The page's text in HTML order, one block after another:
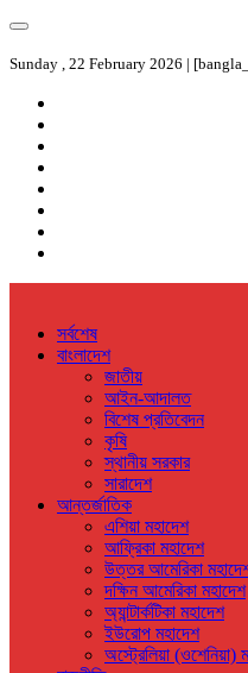
Sunday , 22 February 2026 |
সর্বশেষ
বাংলাদেশ
জাতীয়
আইন-আদালত
বিশেষ প্রতিবেদন
কৃষি
স্থানীয় সরকার
সারাদেশ
আন্তর্জাতিক
এশিয়া মহাদেশ
আফ্রিকা মহাদেশ
উত্তর আমেরিকা
দক্ষিন আমেরিকা মহাদেশ
অ্যান্টার্কটিকা মহাদেশ
ইউরোপ মহাদেশ
অস্ট্রেলিয়া (ওশেনিয়া)